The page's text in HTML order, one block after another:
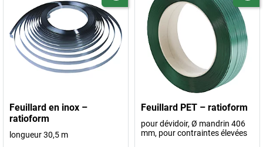
Feuillard en inox –
ratioform
longueur 30,5 m
Feuillard PET – ratioform
pour dévidoir, Ø mandrin 406
mm, pour contraintes élevées